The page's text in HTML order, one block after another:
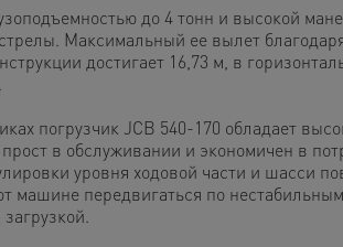
до 4 тонн и высокой
Максимальный ее вылет
достигает 16,73 м, в
погрузчик JCB 540-170 обладает
в обслуживании и экономичен в
уровня ходовой части и шасси
машине передвигаться по